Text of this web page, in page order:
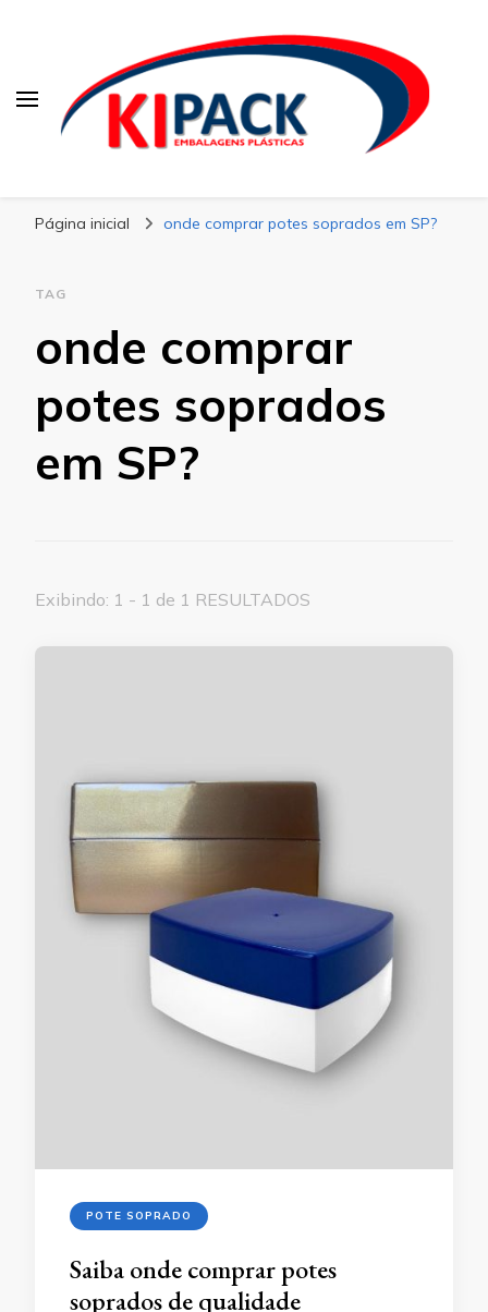
Página inicial onde comprar potes soprados em SP?
TAG
onde comprar
potes soprados
em SP?
Exibindo: 1 - 1 de 1 RESULTADOS
POTE SOPRADO
Saiba onde comprar potes
soprados de qualidade